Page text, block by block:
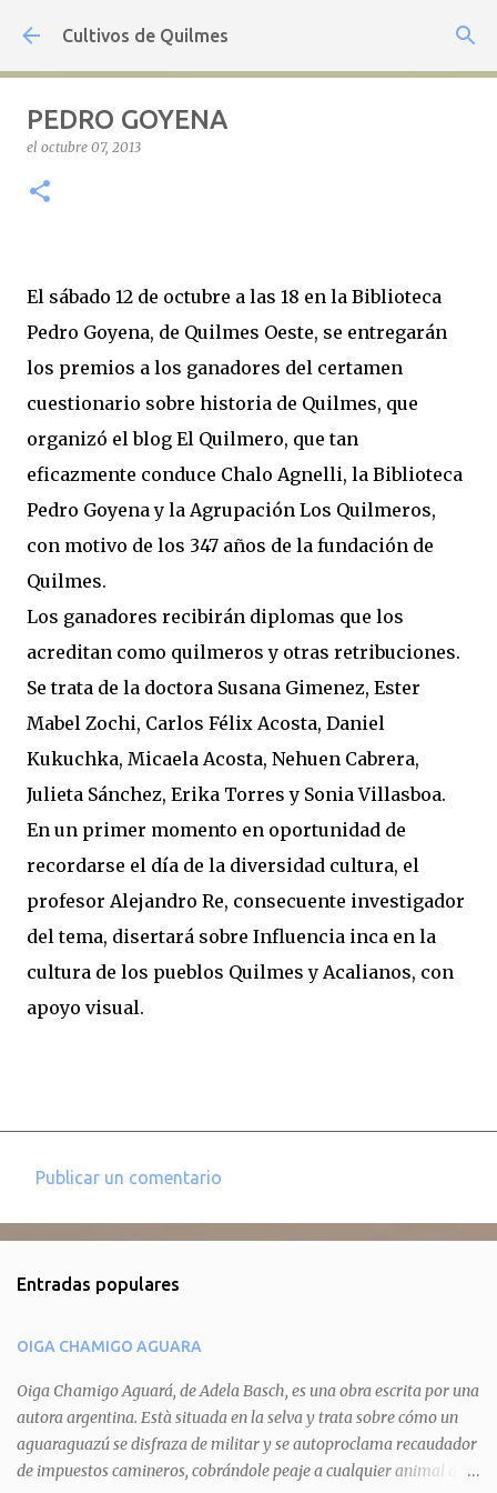
Ir al contenido principal
Cultivos de Quilmes
PEDRO GOYENA
el octubre 07, 2013
El sábado 12 de octubre a las 18 en la Biblioteca
Pedro Goyena, de Quilmes Oeste, se entregarán
los premios a los ganadores del certamen
cuestionario sobre historia de Quilmes, que
organizó el blog El Quilmero, que tan
eficazmente conduce Chalo Agnelli, la Biblioteca
Pedro Goyena y la Agrupación Los Quilmeros,
con motivo de los 347 años de la fundación de
Quilmes.
Los ganadores recibirán diplomas que los
acreditan como quilmeros y otras retribuciones.
Se trata de la doctora Susana Gimenez, Ester
Mabel Zochi, Carlos Félix Acosta, Daniel
Kukuchka, Micaela Acosta, Nehuen Cabrera,
Julieta Sánchez, Erika Torres y Sonia Villasboa.
En un primer momento en oportunidad de
recordarse el día de la diversidad cultura, el
profesor Alejandro Re, consecuente investigador
del tema, disertará sobre Influencia inca en la
cultura de los pueblos Quilmes y Acalianos, con
apoyo visual.
e
t
a
r
i
o
Publicar un comentario
Entradas populares
OIGA CHAMIGO AGUARA
Oiga Chamigo Aguará, de Adela Basch, es una obra escrita por una
autora argentina. Està situada en la selva y trata sobre cómo un
aguaraguazú se disfraza de militar y se autoproclama recaudador
de impuestos camineros, cobrándole peaje a cualquier animal que